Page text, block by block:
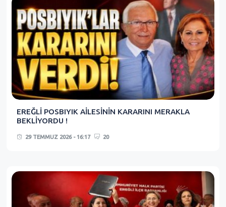
EREĞLİ POSBIYIK AİLESİNİN KARARINI MERAKLA
BEKLİYORDU !
29 TEMMUZ 2026 - 16:17 20